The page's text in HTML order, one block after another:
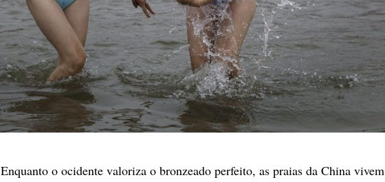
Enquanto o ocidente valoriza o bronzeado perfeito, as praias da China vivem